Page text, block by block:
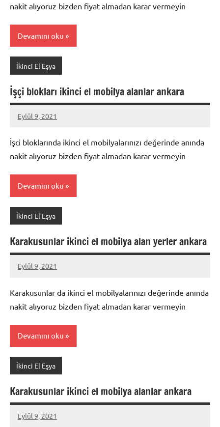
nakit alıyoruz bizden fiyat almadan karar vermeyin
Devamını oku
İkinci El Eşya
İşçi blokları ikinci el mobilya alanlar ankara
Eylül 9, 2021
Mustafa
İşci bloklarında ikinci el mobilyalarınızı değerinde anında
nakit alıyoruz bizden fiyat almadan karar vermeyin
Devamını oku
İkinci El Eşya
Karakusunlar ikinci el mobilya alan yerler ankara
Eylül 9, 2021
Mustafa
Karakusunlar da ikinci el mobilyalarınızı değerinde anında
nakit alıyoruz bizden fiyat almadan karar vermeyin
Devamını oku
İkinci El Eşya
Karakusunlar ikinci el mobilya alanlar ankara
Eylül 9, 2021
Mustafa